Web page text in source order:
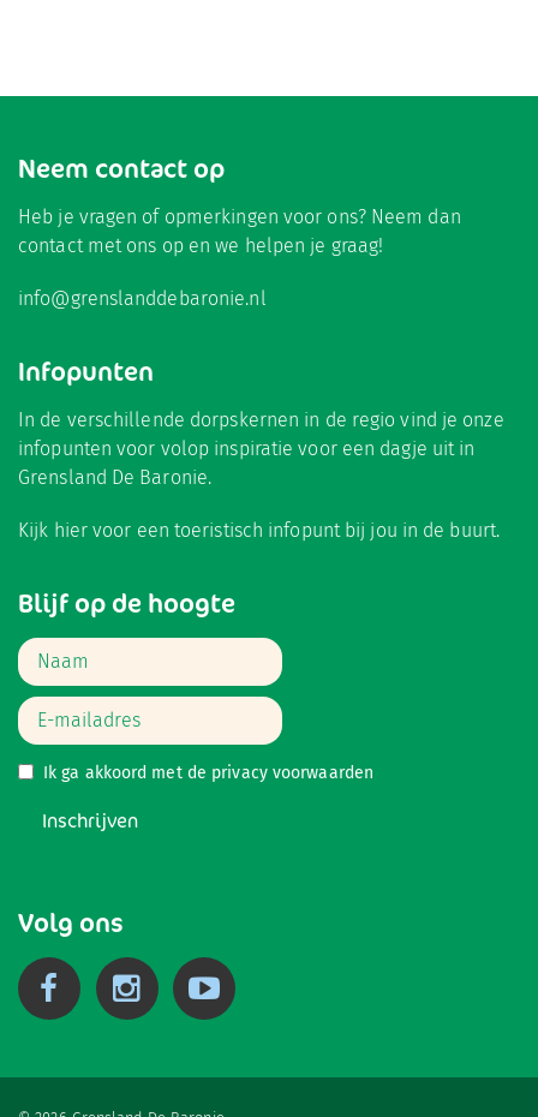
Neem contact op
Heb je vragen of opmerkingen voor ons? Neem dan
contact met ons op en we helpen je graag!
info@grenslanddebaronie.nl
Infopunten
In de verschillende dorpskernen in de regio vind je onze
infopunten voor volop inspiratie voor een dagje uit in
Grensland De Baronie.
Kijk hiervoor een toeristisch infopunt bij jou in de buurt.
Blijf op de hoogte
Ik ga akkoord met de privacy voorwaarden
Inschrijven
Volg ons